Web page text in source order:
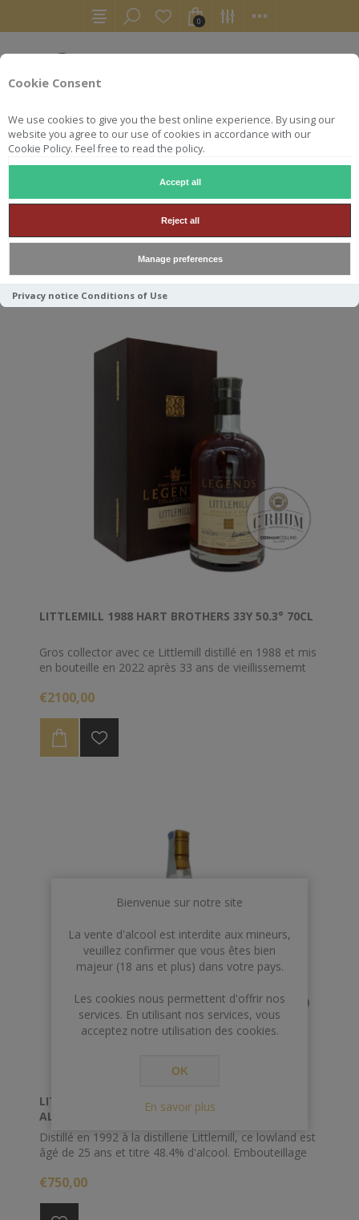
Cookie Consent
We use cookies to give you the best online experience. By using our
website you agree to our use of cookies in accordance with our
Cookie Policy. Feel free to read the policy.
Accept all
Reject all
Manage preferences
Privacy notice Conditions of Use
0
LITTLEMILL
LITTLEMILL 1988 HART BROTHERS 33Y 50.3° 70CL
Gros collector avec ce Littlemill distillé en 1988 et mis
en bouteille en 2022 après 33 ans de vieillissememt
€2100,00
LITTLEMILL 70 CL 48.4° 1992 25 YO THE AULD
ALLIANCE
Distillé en 1992 à la distillerie Littlemill, ce lowland est
âgé de 25 ans et titre 48.4% d'alcool. Embouteillage
€750,00
Bienvenue sur notre site
La vente d'alcool est interdite aux mineurs,
veuillez confirmer que vous êtes bien
majeur (18 ans et plus) dans votre pays.
Les cookies nous permettent d'offrir nos
services. En utilisant nos services, vous
acceptez notre utilisation des cookies.
OK
En savoir plus